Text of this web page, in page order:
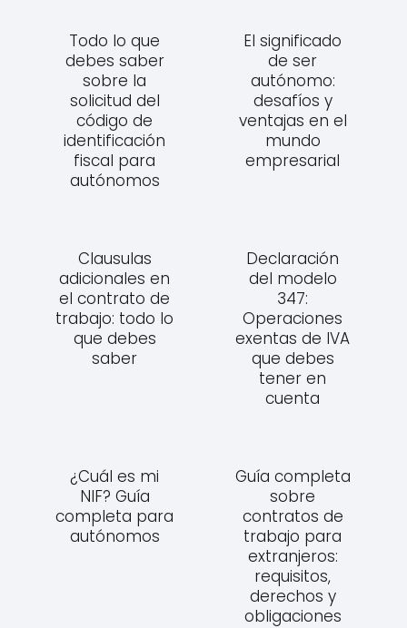
Todo lo que
debes saber
sobre la
solicitud del
código de
identificación
fiscal para
autónomos
El significado
de ser
autónomo:
desafíos y
ventajas en el
mundo
empresarial
Clausulas
adicionales en
el contrato de
trabajo: todo lo
que debes
saber
Declaración
del modelo
347:
Operaciones
exentas de IVA
que debes
tener en
cuenta
¿Cuál es mi
NIF? Guía
completa para
autónomos
Guía completa
sobre
contratos de
trabajo para
extranjeros:
requisitos,
derechos y
obligaciones